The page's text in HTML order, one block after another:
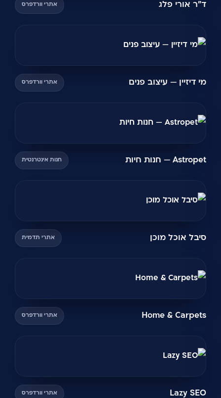
ד"ר אורי פלג אתרי וורדפרס
מי דיזיין — עיצוב פנים אתרי וורדפרס
Astropet — חנות חיות חנות אינטרנטית
סיבל אוכל מוכן אתרי תדמית
Home & Carpets אתרי וורדפרס
Lazy SEO אתרי וורדפרס